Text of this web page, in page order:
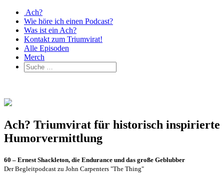
Ach?
Wie höre ich einen Podcast?
Was ist ein Ach?
Kontakt zum Triumvirat!
Alle Episoden
Merch
Ach? Triumvirat für historisch inspirierte
Humorvermittlung
60 – Ernest Shackleton, die Endurance und das große Geblubber
Der Begleitpodcast zu John Carpenters "The Thing"